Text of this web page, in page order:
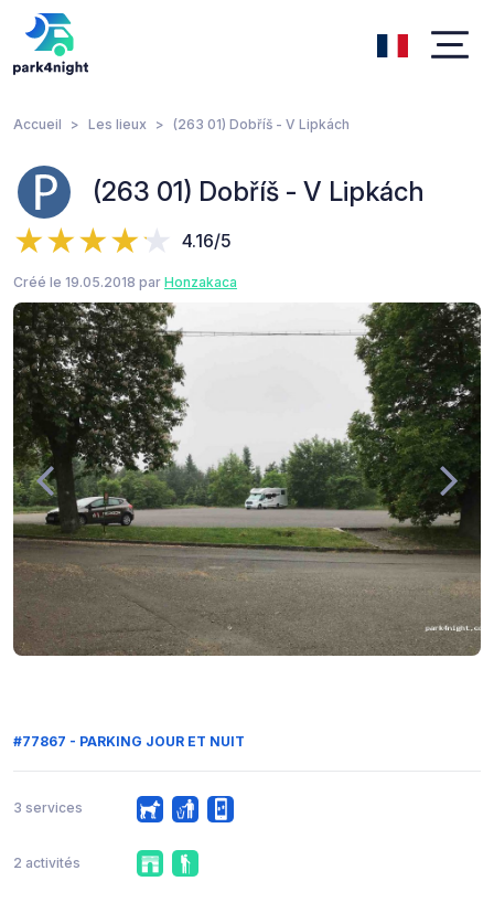
Accueil Les lieux (263 01) Dobříš - V Lipkách
(263 01) Dobříš - V Lipkách
4.16/5
Créé le 19.05.2018 par Honzakaca
#77867 - PARKING JOUR ET NUIT
3 services
2 activités